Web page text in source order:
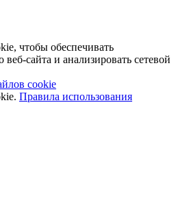
чтобы обеспечивать
сайта и анализировать сетевой
cookie
Правила использования